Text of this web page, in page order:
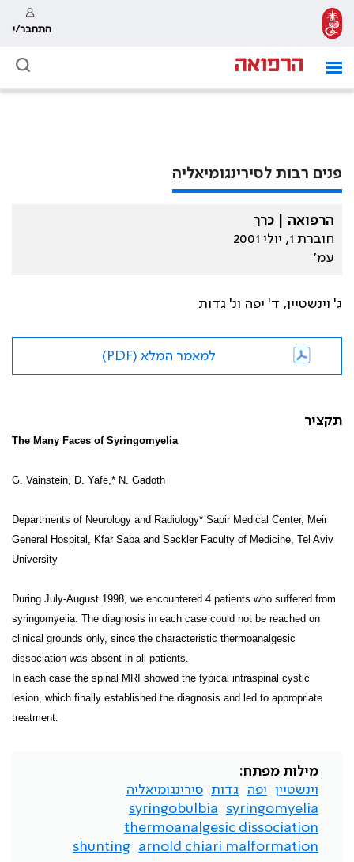
התחבר/י
פנים רבות לסירינגומיאליה
הרפואה | כרך
חוברת 1, יולי 2001
עמ׳
ג' וינשטיין, ד' יפה ונ' גדות
למאמר המלא (PDF)
תקציר
The Many Faces of Syringomyelia
G. Vainstein, D. Yafe,* N. Gadoth
Departments of Neurology and Radiology* Sapir Medical Center, Meir
General Hospital, Kfar Saba and Sackler Faculty of Medicine, Tel Aviv
University
During July-August 1998, we encountered 4 patients who suffered from
syringomyelia. The diagnosis in each case could not be reached on
clinical grounds only, since the characteristic thermoanalgesic
dissociation was absent in all patients.
In each case the spinal MRI showed the typical intraspinal cystic
lesion, which finally established the diagnosis and led to appropriate
treatment.
מילות מפתח:
וינשטיין
יפה גדות
סירינגומיאליה
syringomyelia
syringobulbia
thermoanalgesic dissociation
arnold chiari malformation
shunting